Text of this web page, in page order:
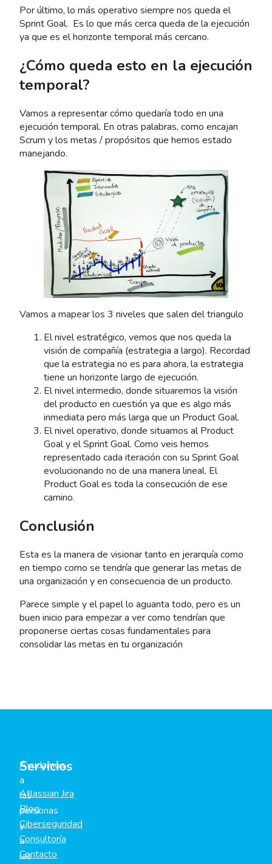
Por último, lo más operativo siempre nos queda el
Sprint Goal. Es lo que más cerca queda de la ejecución
ya que es el horizonte temporal más cercano.
¿Cómo queda esto en la ejecución
temporal?
Vamos a representar cómo quedaría todo en una
ejecución temporal. En otras palabras, como encajan
Scrum y los metas / propósitos que hemos estado
manejando.
Vamos a mapear los 3 niveles que salen del triangulo
El nivel estratégico, vemos que nos queda la
visión de compañía (estrategia a largo). Recordad
que la estrategia no es para ahora, la estrategia
tiene un horizonte largo de ejecución.
El nivel intermedio, donde situaremos la visión
del producto en cuestión ya que es algo más
inmediata pero más larga que un Product Goal.
El nivel operativo, donde situamos al Product
Goal y el Sprint Goal. Como veis hemos
representado cada iteración con su Sprint Goal
evolucionando no de una manera lineal. El
Product Goal es toda la consecución de ese
camino.
Conclusión
Esta es la manera de visionar tanto en jerarquía como
en tiempo como se tendría que generar las metas de
una organización y en consecuencia de un producto.
Parece simple y el papel lo aguanta todo, pero es un
buen inicio para empezar a ver como tendrían que
proponerse ciertas cosas fundamentales para
consolidar las metas en tu organización
Ayudamos
a
las
personas
y
a
las
Servicios
Atlassian Jira
Blog
Ciberseguridad
Consultoría
Contacto